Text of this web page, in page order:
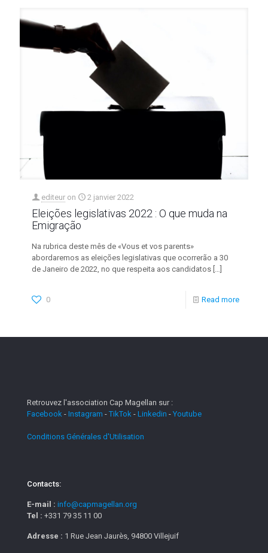
editeur on 2 janvier 2022
Eleições legislativas 2022 : O que muda na
Emigração
Na rubrica deste mês de «Vous et vos parents»
abordaremos as eleições legislativas que ocorrerão a 30
de Janeiro de 2022, no que respeita aos candidatos […]
0 Read more
Retrouvez l'association Cap Magellan sur :
Facebook - Instagram -TikTok - Linkedin - Youtube
Conditions Générales d'Utilisation
Contacts:
E-mail : info@capmagellan.org
Tel : +331 79 35 11 00
Adresse : 1 Rue Jean Jaurès, 94800 Villejuif